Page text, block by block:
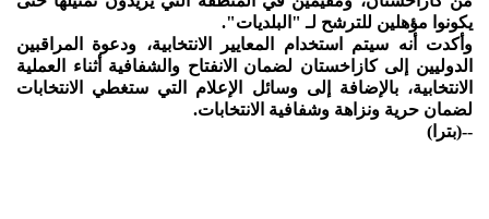
يكونوا مؤهلين للترشح لـ "البلديات".
وأكدت أنه سيتم استخدام المعايير الانتخابية، ودعوة المراقبين
الدوليين إلى كازاخستان لضمان الانفتاح والشفافية أثناء العملية
الانتخابية، بالإضافة إلى وسائل الإعلام التي ستغطي الانتخابات
لضمان حرية ونزاهة وشفافية الانتخابات.
--(بترا)